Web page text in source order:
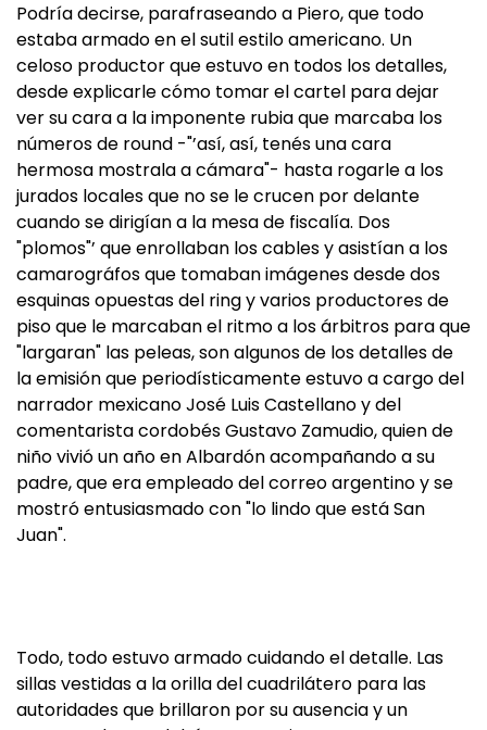
Podría decirse, parafraseando a Piero, que todo
estaba armado en el sutil estilo americano. Un
celoso productor que estuvo en todos los detalles,
desde explicarle cómo tomar el cartel para dejar
ver su cara a la imponente rubia que marcaba los
números de round -"’así, así, tenés una cara
hermosa mostrala a cámara"- hasta rogarle a los
jurados locales que no se le crucen por delante
cuando se dirigían a la mesa de fiscalía. Dos
"plomos"’ que enrollaban los cables y asistían a los
camarográfos que tomaban imágenes desde dos
esquinas opuestas del ring y varios productores de
piso que le marcaban el ritmo a los árbitros para que
"largaran" las peleas, son algunos de los detalles de
la emisión que periodísticamente estuvo a cargo del
narrador mexicano José Luis Castellano y del
comentarista cordobés Gustavo Zamudio, quien de
niño vivió un año en Albardón acompañando a su
padre, que era empleado del correo argentino y se
mostró entusiasmado con "lo lindo que está San
Juan".
Todo, todo estuvo armado cuidando el detalle. Las
sillas vestidas a la orilla del cuadrilátero para las
autoridades que brillaron por su ausencia y un